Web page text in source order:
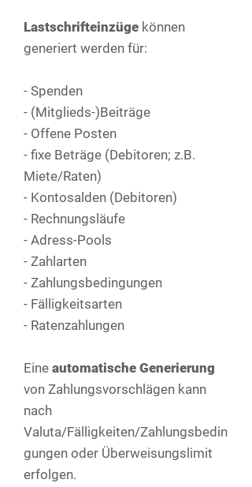
Lastschrifteinzüge können
generiert werden für:
- Spenden
- (Mitglieds-)Beiträge
- Offene Posten
- fixe Beträge (Debitoren; z.B.
Miete/Raten)
- Kontosalden (Debitoren)
- Rechnungsläufe
- Adress-Pools
- Zahlarten
- Zahlungsbedingungen
- Fälligkeitsarten
- Ratenzahlungen
Eine automatische Generierung
von Zahlungsvorschlägen kann
nach
Valuta/Fälligkeiten/Zahlungsbedin
gungen oder Überweisungslimit
erfolgen.